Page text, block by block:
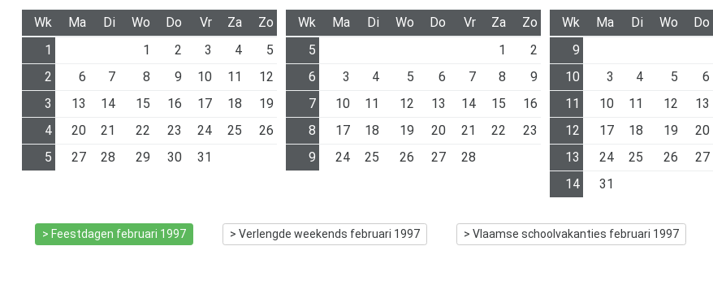
Wk Ma Di Wo Do Vr Za
Zo
1
1 2 3 4
5
2
6 7 8 9 10 11
12
3
13 14 15 16 17 18
19
4
20 21 22 23 24 25
26
5
27 28 29 30 31
Wk Ma Di Wo Do Vr Za
Zo
5
1
2
6
3 4 5 6 7 8
9
7
10 11 12 13 14 15
16
8
17 18 19 20 21 22
23
9
24 25 26 27 28
Wk Ma Di Wo Do
9
10
3 4 5 6
11
10 11 12 13
12
17 18 19 20
13
24 25 26 27
14
31
> Feestdagen februari 1997 > Verlengde weekends februari 1997 > Vlaamse schoolvakanties februari 1997